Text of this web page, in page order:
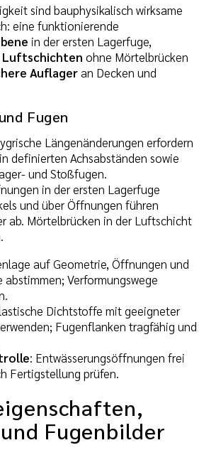
sind bauphysikalisch wirksame
eine funktionierende
in der ersten Lagerfuge,
Luftschichten ohne Mörtelbrücken
Auflageran Decken und
Fugen
Längenänderungen erfordern
definierten Achsabständen sowie
und Stoßfugen.
in der ersten Lagerfuge
und über Öffnungen führen
ab. Mörtelbrücken in der Luftschicht
auf Geometrie, Öffnungen und
Verformungswege
Dichtstoffe mit geeigneter
Fugenflanken tragfähig und
: Entwässerungsöffnungen frei
Fertigstellung prüfen.
Fugenbilder